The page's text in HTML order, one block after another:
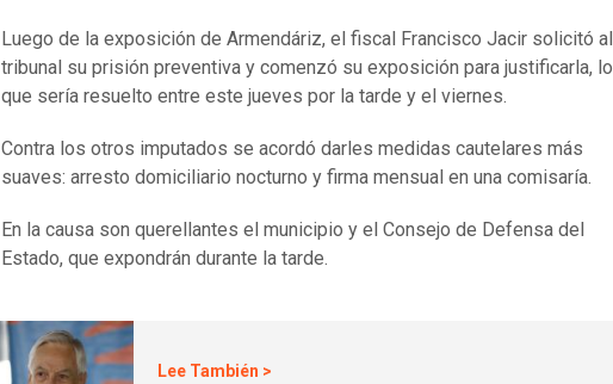
Luego de la exposición de Armendáriz, el fiscal Francisco Jacir solicitó al
tribunal su prisión preventiva y comenzó su exposición para justificarla, lo
que sería resuelto entre este jueves por la tarde y el viernes.
Contra los otros imputados se acordó darles medidas cautelares más
suaves: arresto domiciliario nocturno y firma mensual en una comisaría.
En la causa son querellantes el municipio y el Consejo de Defensa del
Estado, que expondrán durante la tarde.
Lee También >